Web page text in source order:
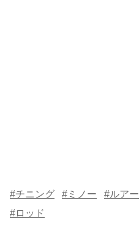
#チニング #ミノー #ルアー
#ロッド